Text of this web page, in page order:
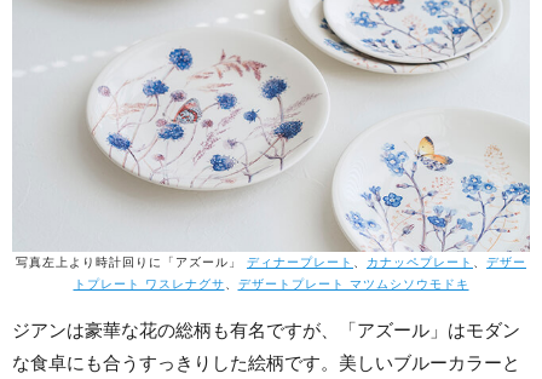
写真左上より時計回りに「アズール」 ディナープレート カナッペプレート
デザー
トプレート ワスレナグサ
デザートプレート マツムシソウモドキ
ジアンは豪華な花の総柄も有名ですが、「アズール」はモダン
な食卓にも合うすっきりした絵柄です。美しいブルーカラーと